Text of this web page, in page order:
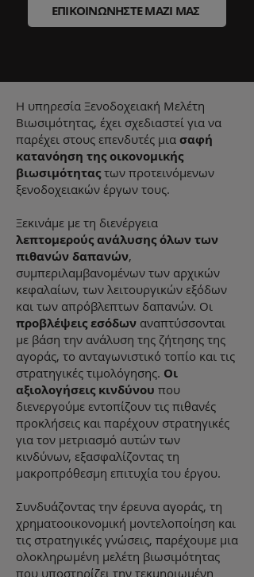
ΕΠΙΚΟΙΝΩΝΗΣΤΕ ΜΑΖΙ ΜΑΣ
H υπηρεσία Ξενοδοχειακή Μελέτη
Βιωσιμότητας, έχει σχεδιαστεί για να
παρέχει στους επενδυτές μια σαφή
κατανόηση της οικονομικής
βιωσιμότητας των προτεινόμενων
ξενοδοχειακών έργων τους.
Ξεκινάμε με τη διενέργεια
λεπτομερούς ανάλυσης όλων των
πιθανών δαπανών,
συμπεριλαμβανομένων των αρχικών
κεφαλαίων, των λειτουργικών εξόδων
και των απρόβλεπτων δαπανών. Οι
προβλέψεις εσόδων αναπτύσσονται
με βάση την ανάλυση της ζήτησης της
αγοράς, το ανταγωνιστικό τοπίο και τις
στρατηγικές τιμολόγησης. Οι
αξιολογήσεις κινδύνου που
διενεργούμε εντοπίζουν τις πιθανές
προκλήσεις και παρέχουν στρατηγικές
για τον μετριασμό αυτών των
κινδύνων, εξασφαλίζοντας τη
μακροπρόθεσμη επιτυχία του έργου.
Συνδυάζοντας την έρευνα αγοράς, τη
χρηματοοικονομική μοντελοποίηση και
τις στρατηγικές γνώσεις, παρέχουμε μια
ολοκληρωμένη μελέτη βιωσιμότητας
που υποστηρίζει την τεκμηριωμένη